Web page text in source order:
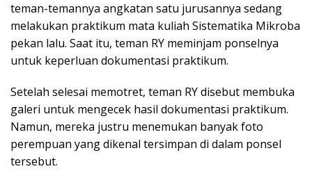
teman-temannya angkatan satu jurusannya sedang
melakukan praktikum mata kuliah Sistematika Mikroba
pekan lalu. Saat itu, teman RY meminjam ponselnya
untuk keperluan dokumentasi praktikum.
Setelah selesai memotret, teman RY disebut membuka
galeri untuk mengecek hasil dokumentasi praktikum.
Namun, mereka justru menemukan banyak foto
perempuan yang dikenal tersimpan di dalam ponsel
tersebut.